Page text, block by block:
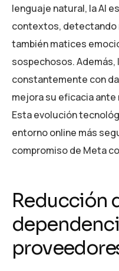
lenguaje natural, la AI
contextos, detectando
también matices
sospechosos.
constantemente con
mejora su eficacia
Esta evolución
entorno online más
compromiso de Meta
Reducción